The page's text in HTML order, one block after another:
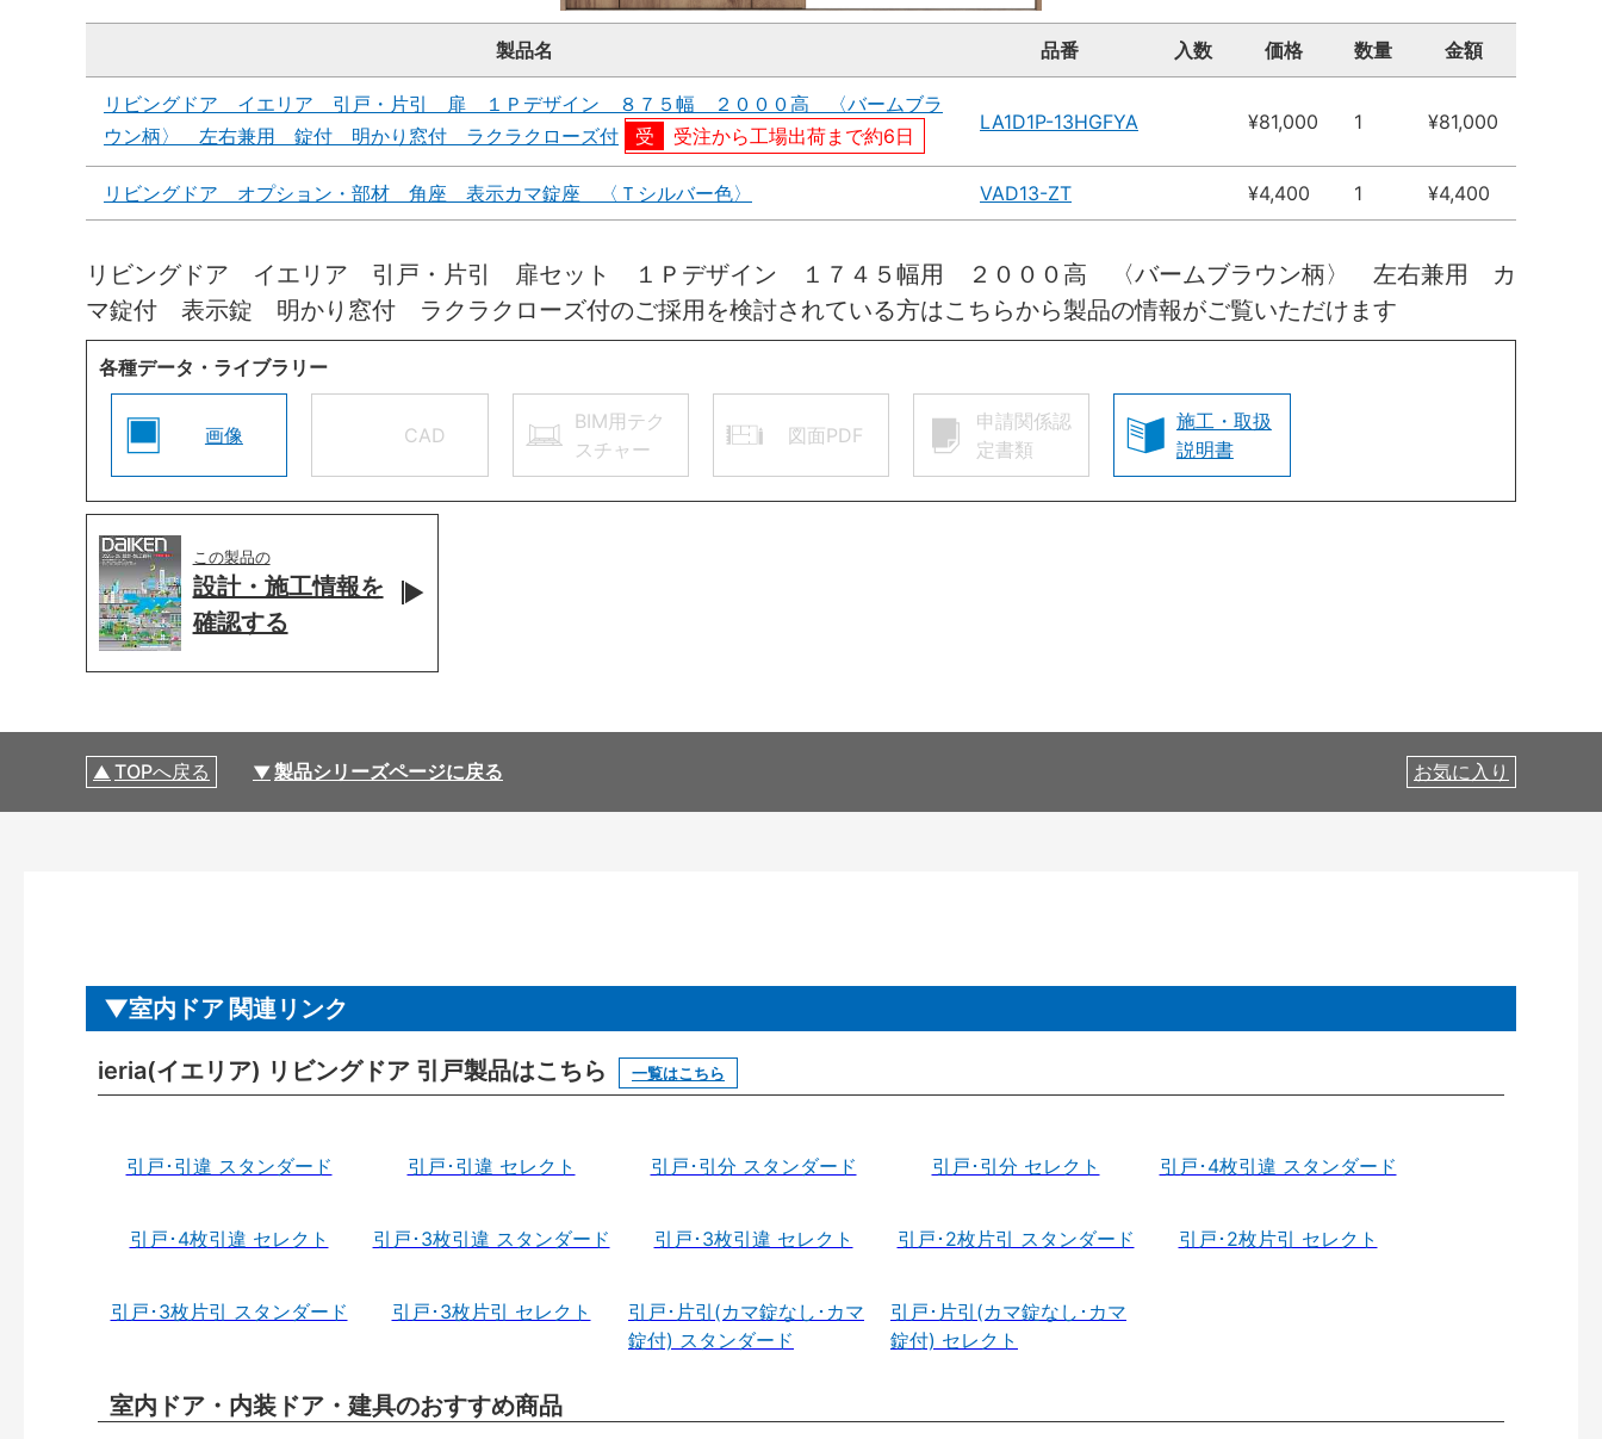
製品名 品番 入数 価格 数量 金額
リビングドア イエリア 引戸・片引 扉 １Ｐデザイン ８７５幅 ２０００高 〈バームブラ
ウン柄〉 左右兼用 錠付 明かり窓付 ラクラクローズ付
受注から工場出荷まで約6日
LA1D1P-13HGFYA ¥81,000 1 ¥81,000
リビングドア オプション・部材 角座 表示カマ錠座 〈Ｔシルバー色〉 VAD13-ZT ¥4,400 1 ¥4,400
リビングドア イエリア 引戸・片引 扉セット １Ｐデザイン １７４５幅用 ２０００高 〈バームブラウン柄〉 左右兼用 カ
マ錠付 表示錠 明かり窓付 ラクラクローズ付のご採用を検討されている方はこちらから製品の情報がご覧いただけます
各種データ・ライブラリー
画像 CAD
BIM用テク
スチャー
図面PDF
申請関係認
定書類
施工・取扱
説明書
この製品の
設計・施工情報を
確認する
TOPへ戻る 製品シリーズページに戻る お気に入り
室内ドア 関連リンク
ieria(イエリア) リビングドア 引戸製品はこちら 一覧はこちら
引戸･引違 スタンダード 引戸･引違 セレクト 引戸･引分 スタンダード 引戸･引分 セレクト 引戸･4枚引違 スタンダード
引戸･4枚引違 セレクト 引戸･3枚引違 スタンダード 引戸･3枚引違 セレクト 引戸･2枚片引 スタンダード 引戸･2枚片引 セレクト
引戸･3枚片引 スタンダード 引戸･3枚片引 セレクト
引戸･片引(カマ錠なし･カマ
錠付) スタンダード
引戸･片引(カマ錠なし･カマ
錠付) セレクト
室内ドア・内装ドア・建具のおすすめ商品